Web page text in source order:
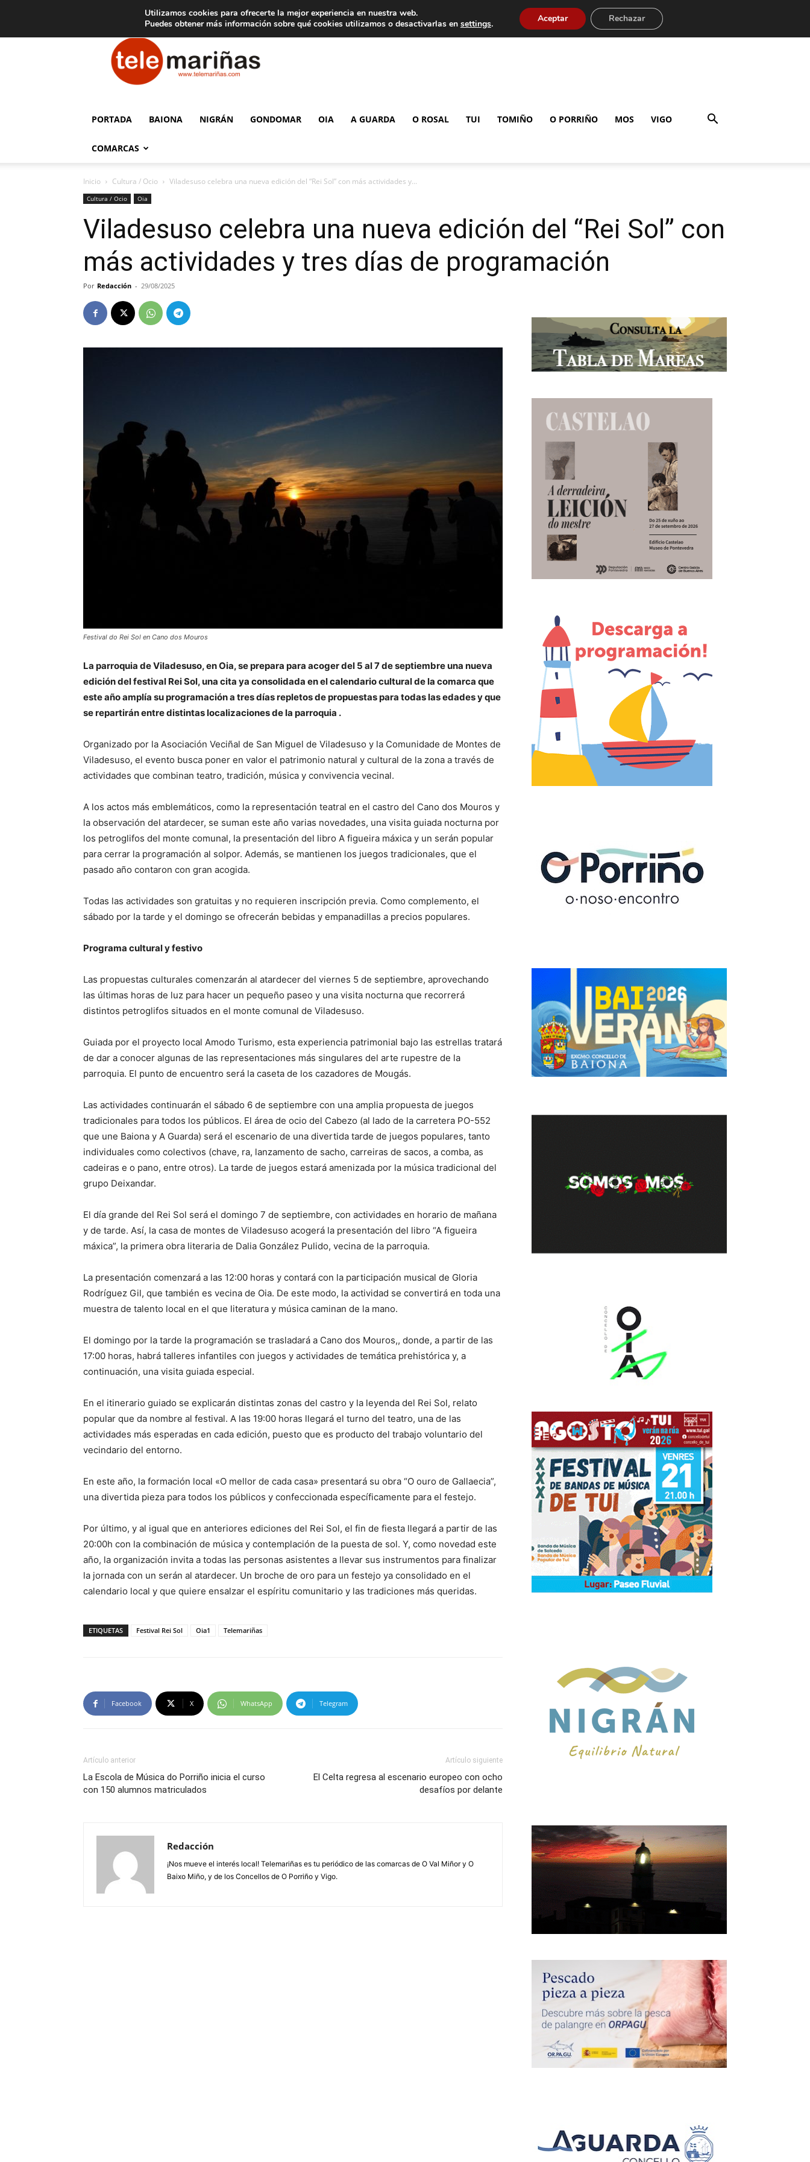
Aviso legal Tarifas de publicidad
Telemariñas
PORTADA BAIONA NIGRÁN GONDOMAR OIA A GUARDA O ROSAL TUI TOMIÑO O PORRIÑO MOS VIGO
COMARCAS
Inicio Cultura / Ocio Viladesuso celebra una nueva edición del “Rei Sol” con más actividades y...
Cultura / Ocio Oia
Viladesuso celebra una nueva edición del “Rei Sol” con
más actividades y tres días de programación
Por Redacción - 29/08/2025
Festival do Rei Sol en Cano dos Mouros
La parroquia de Viladesuso, en Oia, se prepara para acoger del 5 al 7 de septiembre una nueva
edición del festival Rei Sol, una cita ya consolidada en el calendario cultural de la comarca que
este año amplía su programación a tres días repletos de propuestas para todas las edades y que
se repartirán entre distintas localizaciones de la parroquia .
Organizado por la Asociación Veciñal de San Miguel de Viladesuso y la Comunidade de Montes de
Viladesuso, el evento busca poner en valor el patrimonio natural y cultural de la zona a través de
actividades que combinan teatro, tradición, música y convivencia vecinal.
A los actos más emblemáticos, como la representación teatral en el castro del Cano dos Mouros y
la observación del atardecer, se suman este año varias novedades, una visita guiada nocturna por
los petroglifos del monte comunal, la presentación del libro A figueira máxica y un serán popular
para cerrar la programación al solpor. Además, se mantienen los juegos tradicionales, que el
pasado año contaron con gran acogida.
Todas las actividades son gratuitas y no requieren inscripción previa. Como complemento, el
sábado por la tarde y el domingo se ofrecerán bebidas y empanadillas a precios populares.
Programa cultural y festivo
Las propuestas culturales comenzarán al atardecer del viernes 5 de septiembre, aprovechando
las últimas horas de luz para hacer un pequeño paseo y una visita nocturna que recorrerá
distintos petroglifos situados en el monte comunal de Viladesuso.
Guiada por el proyecto local Amodo Turismo, esta experiencia patrimonial bajo las estrellas tratará
de dar a conocer algunas de las representaciones más singulares del arte rupestre de la
parroquia. El punto de encuentro será la caseta de los cazadores de Mougás.
Las actividades continuarán el sábado 6 de septiembre con una amplia propuesta de juegos
tradicionales para todos los públicos. El área de ocio del Cabezo (al lado de la carretera PO-552
que une Baiona y A Guarda) será el escenario de una divertida tarde de juegos populares, tanto
individuales como colectivos (chave, ra, lanzamento de sacho, carreiras de sacos, a comba, as
cadeiras e o pano, entre otros). La tarde de juegos estará amenizada por la música tradicional del
grupo Deixandar.
El día grande del Rei Sol será el domingo 7 de septiembre, con actividades en horario de mañana
y de tarde. Así, la casa de montes de Viladesuso acogerá la presentación del libro “A figueira
máxica”, la primera obra literaria de Dalia González Pulido, vecina de la parroquia.
La presentación comenzará a las 12:00 horas y contará con la participación musical de Gloria
Rodríguez Gil, que también es vecina de Oia. De este modo, la actividad se convertirá en toda una
muestra de talento local en el que literatura y música caminan de la mano.
El domingo por la tarde la programación se trasladará a Cano dos Mouros,, donde, a partir de las
17:00 horas, habrá talleres infantiles con juegos y actividades de temática prehistórica y, a
continuación, una visita guiada especial.
En el itinerario guiado se explicarán distintas zonas del castro y la leyenda del Rei Sol, relato
popular que da nombre al festival. A las 19:00 horas llegará el turno del teatro, una de las
actividades más esperadas en cada edición, puesto que es producto del trabajo voluntario del
vecindario del entorno.
En este año, la formación local «O mellor de cada casa» presentará su obra “O ouro de Gallaecia”,
una divertida pieza para todos los públicos y confeccionada específicamente para el festejo.
Por último, y al igual que en anteriores ediciones del Rei Sol, el fin de fiesta llegará a partir de las
20:00h con la combinación de música y contemplación de la puesta de sol. Y, como novedad este
año, la organización invita a todas las personas asistentes a llevar sus instrumentos para finalizar
la jornada con un serán al atardecer. Un broche de oro para un festejo ya consolidado en el
calendario local y que quiere ensalzar el espíritu comunitario y las tradiciones más queridas.
ETIQUETAS Festival Rei Sol Oia1 Telemariñas
Facebook X WhatsApp Telegram
Artículo anterior
La Escola de Música do Porriño inicia el curso
con 150 alumnos matriculados
Artículo siguiente
El Celta regresa al escenario europeo con ocho
desafíos por delante
Redacción
¡Nos mueve el interés local! Telemariñas es tu periódico de las comarcas de O Val Miñor y O
Baixo Miño, y de los Concellos de O Porriño y Vigo.
Utilizamos cookies para ofrecerte la mejor experiencia en nuestra web.
Puedes obtener más información sobre qué cookies utilizamos o desactivarlas en settings. Aceptar Rechazar